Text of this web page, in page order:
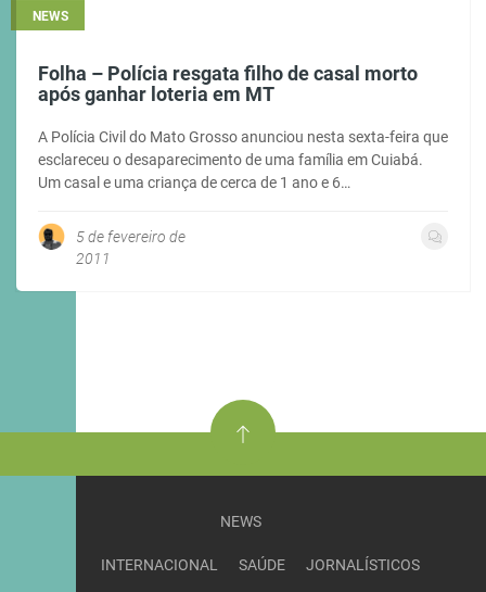
NEWS
Folha – Polícia resgata filho de casal morto
após ganhar loteria em MT
A Polícia Civil do Mato Grosso anunciou nesta sexta-feira que
esclareceu o desaparecimento de uma família em Cuiabá.
Um casal e uma criança de cerca de 1 ano e 6…
5 de fevereiro de
2011
NEWS
INTERNACIONAL SAÚDE JORNALÍSTICOS